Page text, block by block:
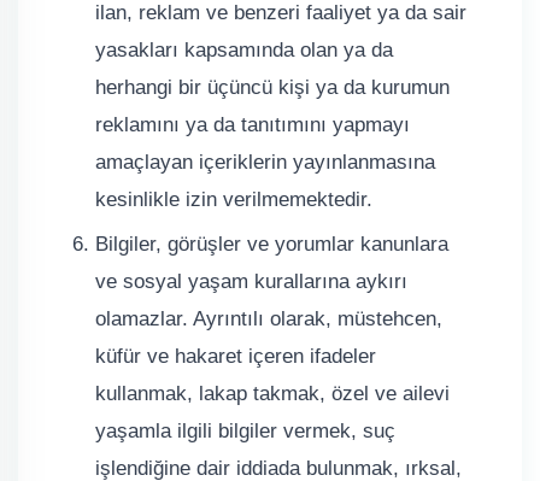
ilan, reklam ve benzeri faaliyet ya da sair
yasakları kapsamında olan ya da
herhangi bir üçüncü kişi ya da kurumun
reklamını ya da tanıtımını yapmayı
amaçlayan içeriklerin yayınlanmasına
kesinlikle izin verilmemektedir.
Bilgiler, görüşler ve yorumlar kanunlara
ve sosyal yaşam kurallarına aykırı
olamazlar. Ayrıntılı olarak, müstehcen,
küfür ve hakaret içeren ifadeler
kullanmak, lakap takmak, özel ve ailevi
yaşamla ilgili bilgiler vermek, suç
işlendiğine dair iddiada bulunmak, ırksal,